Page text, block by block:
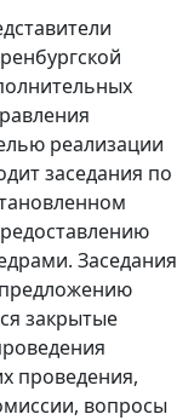
реализации
заседания по
Заседания
закрытые
проведения,
вопросы